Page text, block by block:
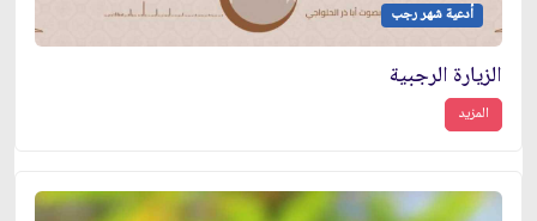
أدعية شهر رجب
الزيارة الرجبية
المزيد